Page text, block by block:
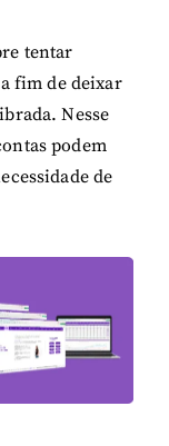
tentar
fim de deixar
Nesse
podem
de